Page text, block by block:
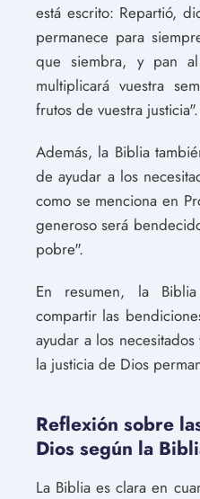
está escrito: Repartió,
permanece para
que siembra, y pan
multiplicará vuestra
frutos de vuestra justicia".
Además, la Biblia
de ayudar a los
como se menciona en
generoso será
pobre".
En resumen, la
compartir las
ayudar a los
la justicia de Dios
Reflexión sobre
Dios según la
La Biblia es clara en